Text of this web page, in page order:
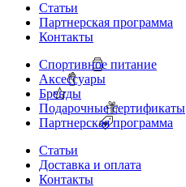
Статьи
Партнерская программа
Контакты
Спортивное питание
Аксессуары
Бренды
Подарочные сертификаты
Партнерская программа
Статьи
Доставка и оплата
Контакты